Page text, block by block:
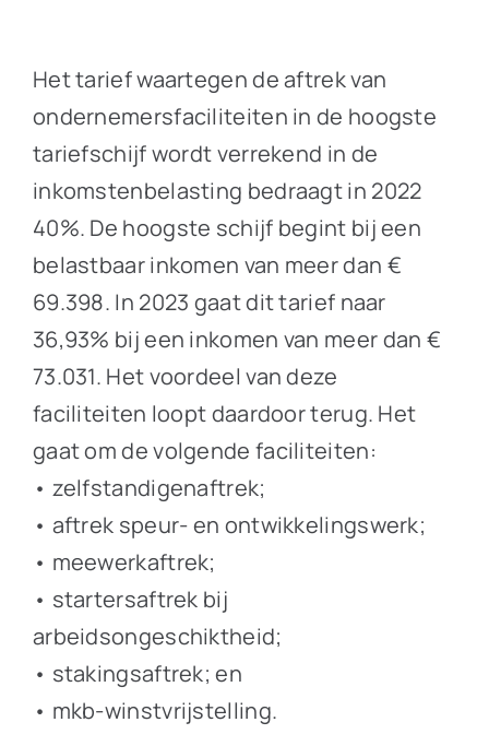
Het tarief waartegen de aftrek van
ondernemersfaciliteiten in de hoogste
tariefschijf wordt verrekend in de
inkomstenbelasting bedraagt in 2022
40%. De hoogste schijf begint bij een
belastbaar inkomen van meer dan €
69.398. In 2023 gaat dit tarief naar
36,93% bij een inkomen van meer dan €
73.031. Het voordeel van deze
faciliteiten loopt daardoor terug. Het
gaat om de volgende faciliteiten:
• zelfstandigenaftrek;
• aftrek speur- en ontwikkelingswerk;
• meewerkaftrek;
• startersaftrek bij
arbeidsongeschiktheid;
• stakingsaftrek; en
• mkb-winstvrijstelling.